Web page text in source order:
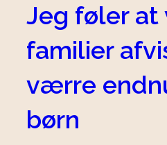
Jeg føler at
familier
værre
børn